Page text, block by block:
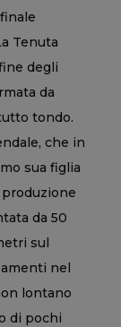
Tenuta
degli
da
tondo.
che in
sua figlia
produzione
da 50
sul
nel
lontano
di pochi